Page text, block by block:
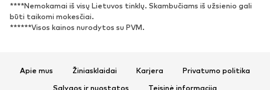
Sportbačiai
Aulinukai
Batai su kulniukais
Auliniai batai
Įsispiriami bateliai
Šlepetės
****Nemokamai iš visų Lietuvos tinklų. Skambučiams iš užsienio gali
būti taikomi mokesčiai.
******Visos kainos nurodytos su PVM.
Apie mus Žiniasklaidai Karjera
Privatumo politika
Sąlygos ir nuostatos
Teisinė informacija